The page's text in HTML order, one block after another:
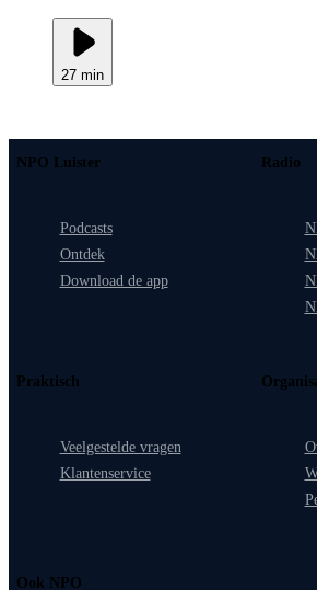
27 min
NPO Luister
Podcasts
Ontdek
Download de app
Radio
Praktisch
Veelgestelde vragen
Klantenservice
Ook NPO